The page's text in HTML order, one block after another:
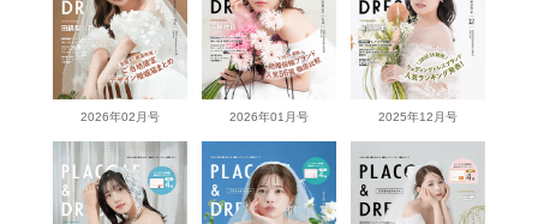
2026年02月号 2026年01月号 2025年12月号